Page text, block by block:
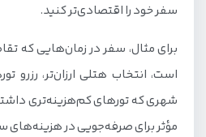
سفر خود را اقتصادی‌تر کنید.
برای مثال، سفر در زمان‌هایی که
است، انتخاب هتلی ارزان‌تر، رزرو
شهری که تورهای کم‌هزینه‌تری
مؤثر برای صرفه‌جویی در